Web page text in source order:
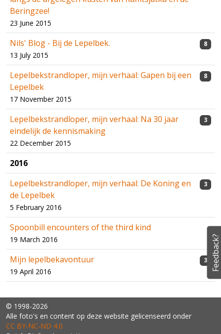
Beringzee!
23 June 2015
Nils' Blog - Bij de Lepelbek.
13 July 2015
8
Lepelbekstrandloper, mijn verhaal: Gapen bij een
Lepelbek
17 November 2015
8
Lepelbekstrandloper, mijn verhaal: Na 30 jaar
eindelijk de kennismaking
22 December 2015
3
2016
Lepelbekstrandloper, mijn verhaal: De Koning en
de Lepelbek
5 February 2016
3
Spoonbill encounters of the third kind
19 March 2016
Mijn lepelbekavontuur
19 April 2016
3
© 1998-2026
Alle foto's en content op deze website gelicenseerd onder
CC BY‑NC‑ND 4.0
Feedback?